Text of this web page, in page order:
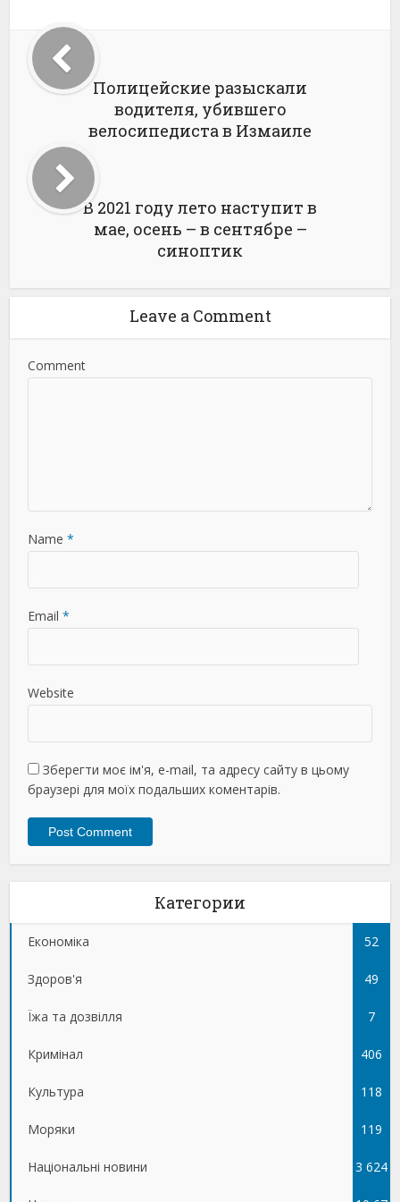
Полицейские разыскали
водителя, убившего
велосипедиста в Измаиле
В 2021 году лето наступит в
мае, осень – в сентябре –
синоптик
Leave a Comment
Comment
Name *
Email *
Website
Зберегти моє ім'я, e-mail, та адресу сайту в цьому
браузері для моїх подальших коментарів.
Категории
Економіка 52
Здоров'я 49
Їжа та дозвілля 7
Кримінал 406
Культура 118
Моряки 119
Національні новини 3 624